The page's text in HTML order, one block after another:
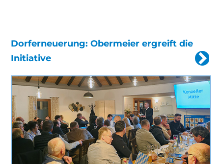
Dorferneuerung: Obermeier ergreift die
Initiative